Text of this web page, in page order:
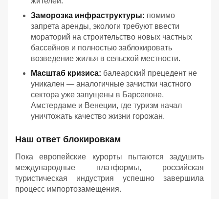
Заморозка инфраструктуры: помимо
запрета аренды, экологи требуют ввести
мораторий на строительство новых частных
бассейнов и полностью заблокировать
возведение жилья в сельской местности.
Масштаб кризиса: балеарский прецедент не
уникален — аналогичные зачистки частного
сектора уже запущены в Барселоне,
Амстердаме и Венеции, где туризм начал
уничтожать качество жизни горожан.
Наш ответ блокировкам
Пока европейские курорты пытаются задушить
международные платформы, российская
туристическая индустрия успешно завершила
процесс импортозамещения.